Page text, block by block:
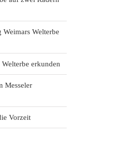
Welterbe
erkunden
Messeler
Vorzeit